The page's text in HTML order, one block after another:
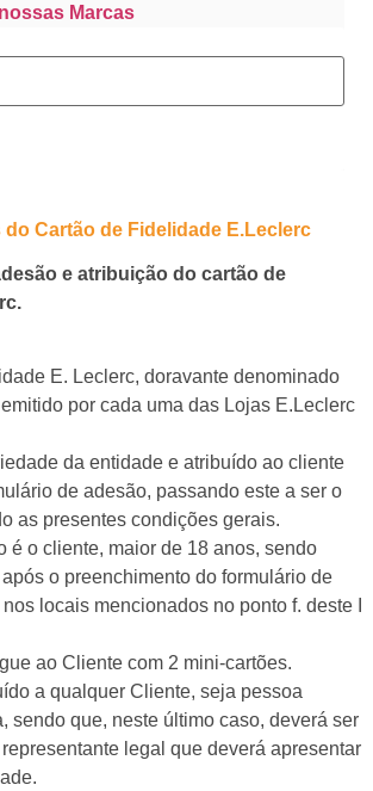
Marcas
Cartão de Fidelidade E.Leclerc
e atribuição do cartão de
E. Leclerc, doravante denominado
emitido por cada uma das Lojas E.Leclerc
da entidade e atribuído ao cliente
de adesão, passando este a ser o
as presentes condições gerais.
é o cliente, maior de 18 anos, sendo
o preenchimento do formulário de
locais mencionados no ponto f. deste I
ao Cliente com 2 mini-cartões.
a qualquer Cliente, seja pessoa
sendo que, neste último caso, deverá ser
legal que deverá apresentar